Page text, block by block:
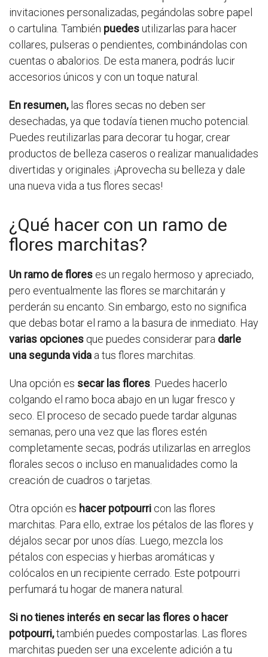
invitaciones personalizadas, pegándolas sobre papel
o cartulina. También puedesutilizarlas para hacer
collares, pulseras o pendientes, combinándolas con
cuentas o abalorios. De esta manera, podrás lucir
accesorios únicos y con un toque natural.
En resumen,las flores secas no deben ser
desechadas, ya que todavía tienen mucho potencial.
Puedes reutilizarlas para decorar tu hogar, crear
productos de belleza caseros o realizar manualidades
divertidas y originales. ¡Aprovecha su belleza y dale
una nueva vida a tus flores secas!
¿Qué hacer con un ramo de
flores marchitas?
Un ramo de flores es un regalo hermoso y apreciado,
pero eventualmente las flores se marchitarán y
perderán su encanto. Sin embargo, esto no significa
que debas botar el ramo a la basura de inmediato. Hay
varias opciones que puedes considerar para darle
una segunda vida a tus flores marchitas.
Una opción es secar las flores. Puedes hacerlo
colgando el ramo boca abajo en un lugar fresco y
seco. El proceso de secado puede tardar algunas
semanas, pero una vez que las flores estén
completamente secas, podrás utilizarlas en arreglos
florales secos o incluso en manualidades como la
creación de cuadros o tarjetas.
Otra opción es hacer potpourri con las flores
marchitas. Para ello, extrae los pétalos de las flores y
déjalos secar por unos días. Luego, mezcla los
pétalos con especias y hierbas aromáticas y
colócalos en un recipiente cerrado. Este potpourri
perfumará tu hogar de manera natural.
Si no tienes interés en secar las flores o hacer
potpourri,también puedes compostarlas. Las flores
marchitas pueden ser una excelente adición a tu